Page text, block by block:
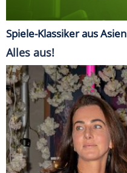
Spiele-Klassiker aus Asien
Alles aus!